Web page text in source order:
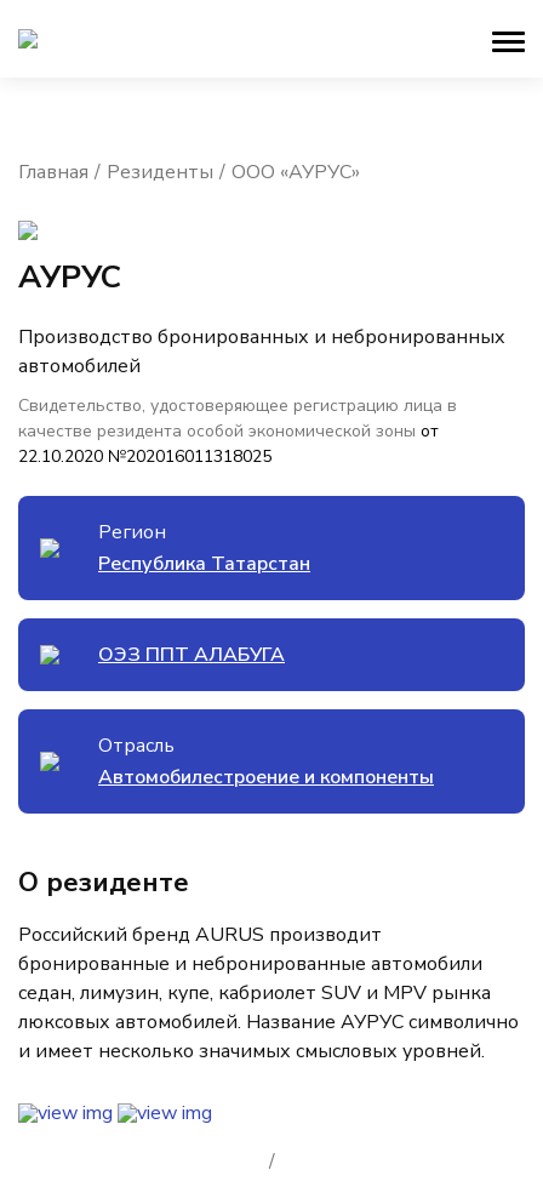
Главная Резиденты ООО «АУРУС»
АУРУС
Производство бронированных и небронированных
автомобилей
Свидетельство, удостоверяющее регистрацию лица в
качестве резидента особой экономической зоны от
22.10.2020 №202016011318025
Регион
Республика Татарстан
ОЭЗ ППТ АЛАБУГА
Отрасль
Автомобилестроение и компоненты
О резиденте
Российский бренд AURUS производит
бронированные и небронированные автомобили
седан, лимузин, купе, кабриолет SUV и MPV рынка
люксовых автомобилей. Название АУРУС символично
и имеет несколько значимых смысловых уровней.
/